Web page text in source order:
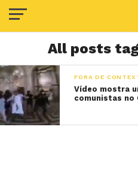
All posts
FORA DE
Vídeo mostra
comunistas no